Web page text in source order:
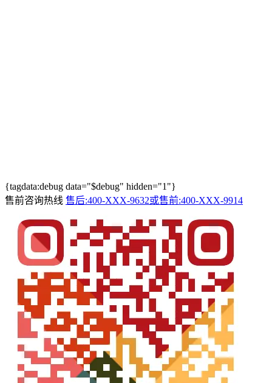
{tagdata:debug data="$debug" hidden="1"}
售前咨询热线 售后:400-XXX-9632或售前:400-XXX-9914